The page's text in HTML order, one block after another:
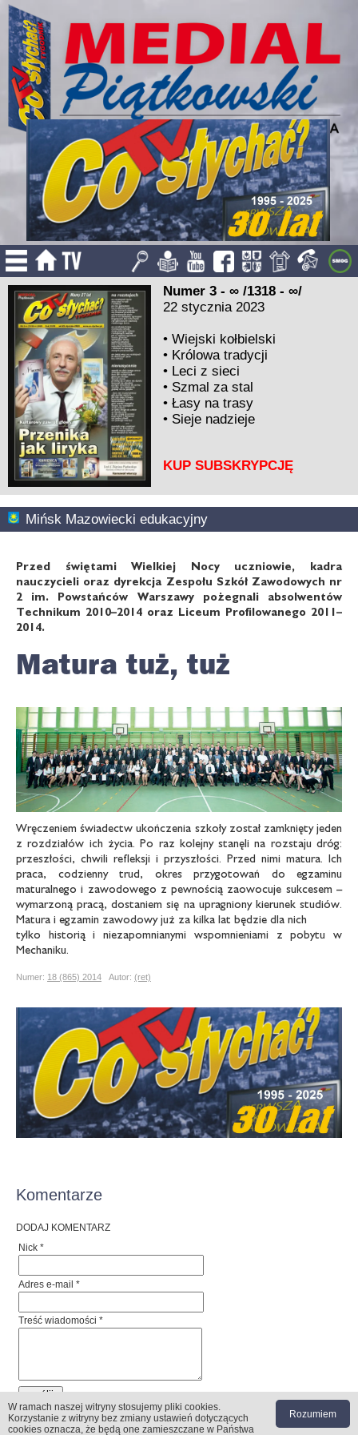
Numer 3 - ∞ /1318 - ∞/
22 stycznia 2023
•Wiejski kołbielski
• Królowa tradycji
• Leci z sieci
• Szmal za stal
•Łasy na trasy
• Sieje nadzieje
KUP SUBSKRYPCJĘ
Mińsk Mazowiecki edukacyjny
Przed świętami Wielkiej Nocy uczniowie, kadra
nauczycieli oraz dyrekcja Zespołu Szkół Zawodowych nr
2 im. Powstańców Warszawy pożegnali absolwentów
Technikum 2010–2014 oraz Liceum Profilowanego 2011–
2014.
Matura tuż, tuż
Wręczeniem świadectw ukończenia szkoły został zamknięty jeden
z rozdziałów ich życia. Po raz kolejny stanęli na rozstaju dróg:
przeszłości, chwili refleksji i przyszłości. Przed nimi matura. Ich
praca, codzienny trud, okres przygotowań do egzaminu
maturalnego i zawodowego z pewnością zaowocuje sukcesem –
wymarzoną pracą, dostaniem się na upragniony kierunek studiów.
Matura i egzamin zawodowy już za kilka lat będzie dla nich
tylko historią i niezapomnianymi wspomnieniami z pobytu w
Mechaniku.
Numer: 18 (865) 2014 Autor: (ret)
Komentarze
DODAJ KOMENTARZ
Nick *
Adres e-mail *
Treść wiadomości *
W ramach naszej witryny stosujemy pliki cookies.
Korzystanie z witryny bez zmiany ustawień dotyczących
cookies oznacza, że będą one zamieszczane w Państwa
Rozumiem